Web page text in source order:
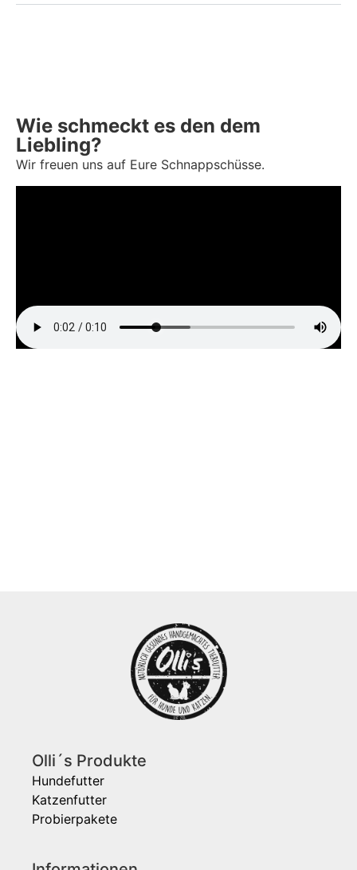
Wie schmeckt es den dem
Liebling?
Wir freuen uns auf Eure Schnappschüsse.
Olli´s Produkte
Hundefutter
Katzenfutter
Probierpakete